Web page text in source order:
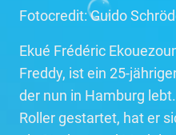
Fotocredit: Guido
Ekué Frédéric
Freddy, ist ein 25-
der nun in Hamburg
Roller gestartet, hat er